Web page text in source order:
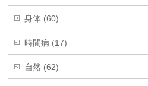
身体 (60)
時間病 (17)
自然 (62)